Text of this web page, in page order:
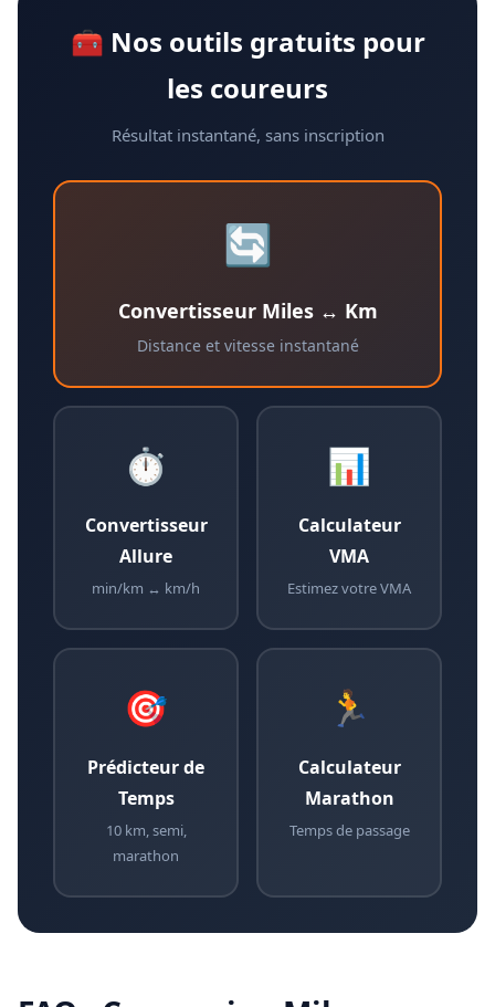
🧰 Nos outils gratuits pour
les coureurs
Résultat instantané, sans inscription
🔄
Convertisseur Miles ↔ Km
Distance et vitesse instantané
⏱️
Convertisseur
Allure
min/km ↔ km/h
📊
Calculateur
VMA
Estimez votre VMA
🎯
Prédicteur de
Temps
10 km, semi,
marathon
🏃
Calculateur
Marathon
Temps de passage